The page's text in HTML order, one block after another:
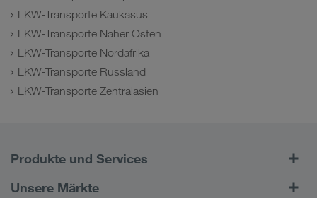
LKW-Transporte Kaukasus
LKW-Transporte Naher Osten
LKW-Transporte Nordafrika
LKW-Transporte Russland
LKW-Transporte Zentralasien
Produkte und Services
Straßentransporte
Unsere Märkte